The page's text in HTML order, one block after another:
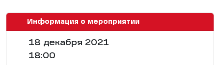
Информация о мероприятии
18 декабря 2021
18:00